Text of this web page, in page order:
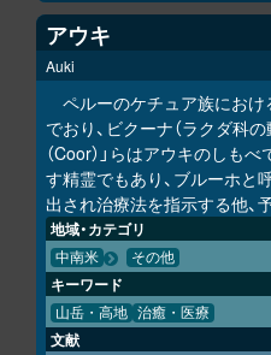
アウキ
Auki
ペルーのケチュア族にお
でおり、ビクーナ（ラクダ科
（Coor）」らはアウキのしも
す精霊でもあり、ブルーホと
出され治療法を指示する他、
地域・カテゴリ
中南米 その他
キーワード
山岳・高地 治癒・医療
文献